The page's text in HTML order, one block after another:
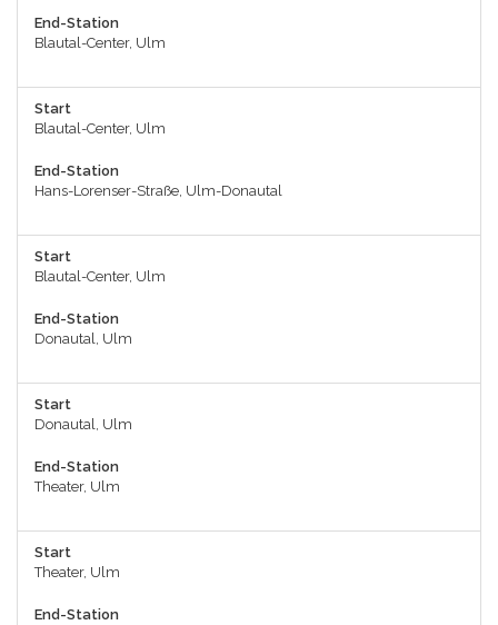
End-Station
Blautal-Center, Ulm
Start
Blautal-Center, Ulm
End-Station
Hans-Lorenser-Straße, Ulm-Donautal
Start
Blautal-Center, Ulm
End-Station
Donautal, Ulm
Start
Donautal, Ulm
End-Station
Theater, Ulm
Start
Theater, Ulm
End-Station